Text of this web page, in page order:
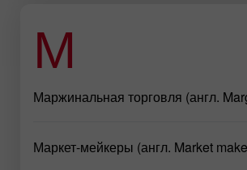
М
Маржинальная торговля (англ.
Маркет-мейкеры (англ. Market